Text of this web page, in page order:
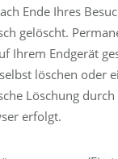
Ende Ihres
gelöscht.
Ihrem Endgerät
löschen oder
Löschung durch
erfolgt.